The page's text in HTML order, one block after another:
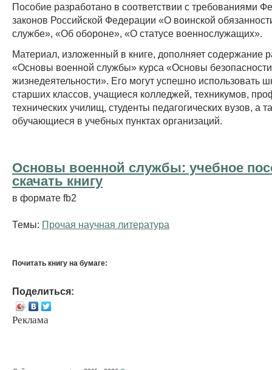
Пособие разработано в соответствии с требованиями
законов Российской Федерации «О воинской
службе», «Об обороне», «О статусе военнослужащих».
Материал, изложенный в книге, дополняет содержание
«Основы военной службы» курса «Основы безопасности
жизнедеятельности». Его могут успешно использовать
старших классов, учащиеся колледжей, техникумов,
технических училищ, студенты педагогических вузов, а
обучающиеся в учебных пунктах организаций.
Основы военной службы: учебное
cкачать книгу
в формате fb2
Темы: Прочая научная литература
Почитать книгу на бумаге:
Поделиться:
Реклама